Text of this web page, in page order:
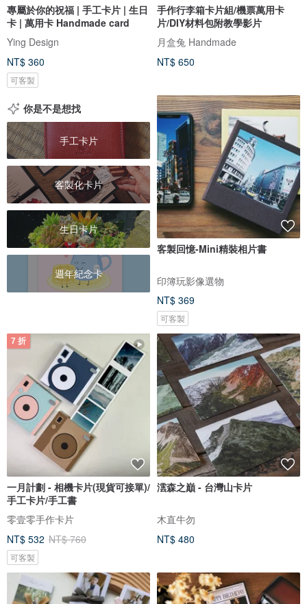
專屬於你的祝福 | 手工卡片 | 生日
卡 | 萬用卡 Handmade card
Ying Design
NT$ 360
可客製
手作行李箱卡片組/機票萬用卡
片/DIY材料包附教學影片
月盒兔 Handmade
NT$ 650
你是不是想找
手工卡片
客製化卡片
生日卡片
週年紀念卡
客製回憶-Mini精裝相片書
印簿玩影像選物
NT$ 369
可客製
7 折
一月計劃 - 相機卡片(現貨可接單)/
手工卡片/手工書
零壹零手作卡片
NT$ 532 NT$ 760
可客製
澐森之巔 - 台灣山卡片
木直牛勿
NT$ 480